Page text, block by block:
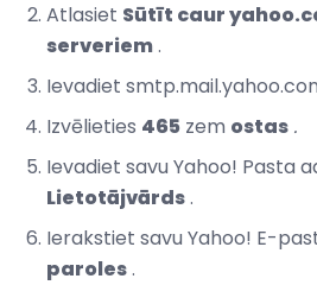
Atlasiet Sūtīt caur
serveriem.
Ievadiet
Izvēlieties 465 zem ostas .
Ievadiet savu Yahoo! Pasta
Lietotājvārds.
Ierakstiet savu Yahoo! E-
paroles.